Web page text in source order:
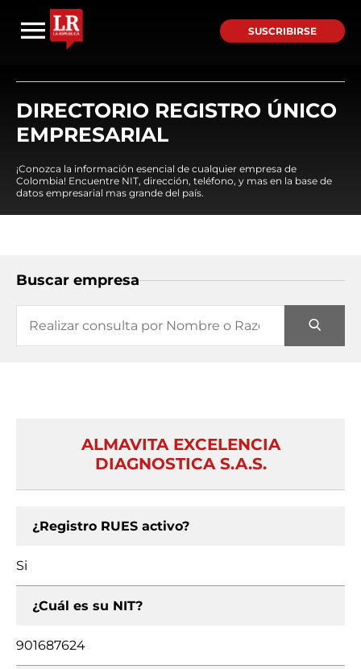
SUSCRIBIRSE
DIRECTORIO REGISTRO ÚNICO
EMPRESARIAL
¡Conozca la información esencial de cualquier empresa de
Colombia! Encuentre NIT, dirección, teléfono, y mas en la base de
datos empresarial mas grande del país.
Buscar empresa
ALMAVITA EXCELENCIA
DIAGNOSTICA S.A.S.
¿Registro RUES activo?
Si
¿Cuál es su NIT?
901687624